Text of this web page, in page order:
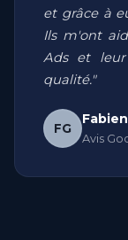
et grâce à
Ils m'ont
Ads et
qualité."
FG
Avis